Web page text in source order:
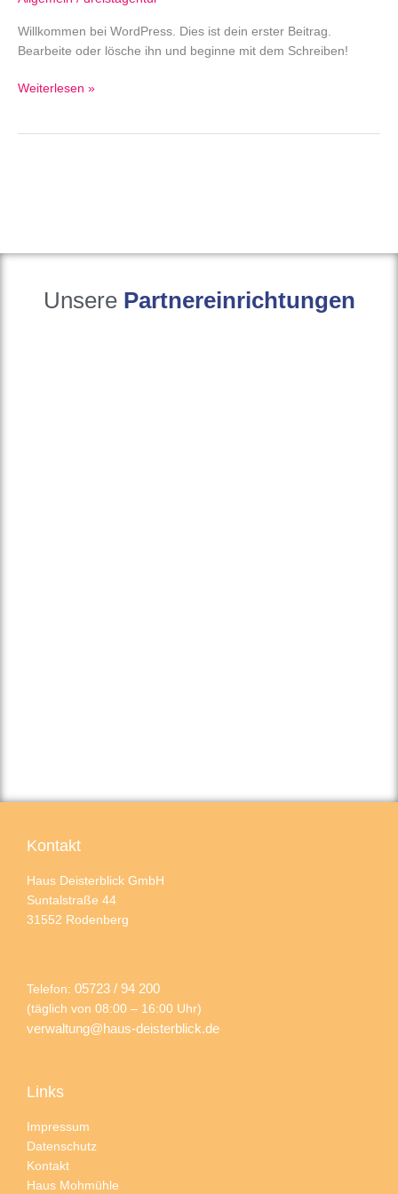
Willkommen bei WordPress. Dies ist dein erster Beitrag.
Bearbeite oder lösche ihn und beginne mit dem Schreiben!
Weiterlesen »
Unsere Partnereinrichtungen
Kontakt
Haus Deisterblick GmbH
Suntalstraße 44
31552 Rodenberg
Telefon: 05723 / 94 200
(täglich von 08:00 – 16:00 Uhr)
verwaltung@haus-deisterblick.de
Links
Impressum
Datenschutz
Kontakt
Haus Mohmühle